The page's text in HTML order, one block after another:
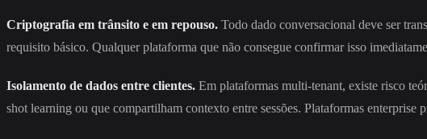
Criptografia em trânsito e em repouso. Todo dado conversacional deve ser
requisito básico. Qualquer plataforma que não consegue confirmar isso
Isolamento de dados entre clientes. Em plataformas multi-tenant, existe risco
shot learning ou que compartilham contexto entre sessões. Plataformas